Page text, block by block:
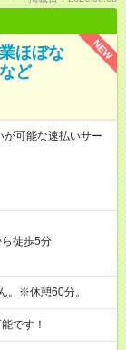
NEW
ほぼな
ど
可能な速払いサー
徒歩5分
。※休憩60分。
です！